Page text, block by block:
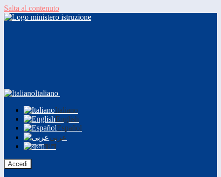
Salta al contenuto
Italiano
Italiano
English
Español
عربى
বাংলা
Accedi